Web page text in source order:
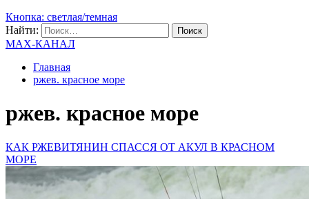
Кнопка: светлая/темная
Найти:
MAX-КАНАЛ
Главная
ржев. красное море
ржев. красное море
КАК РЖЕВИТЯНИН СПАССЯ ОТ АКУЛ В КРАСНОМ
МОРЕ